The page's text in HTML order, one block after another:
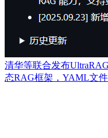
清华等联合发布
态RAG框架，YAML文